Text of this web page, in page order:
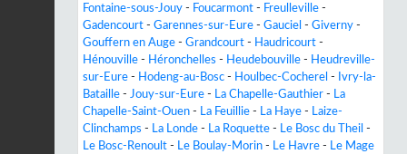
Fontaine-sous-Jouy - Foucarmont - Freulleville -
Gadencourt - Garennes-sur-Eure - Gauciel - Giverny -
Gouffern en Auge - Grandcourt - Haudricourt -
Hénouville - Héronchelles - Heudebouville - Heudreville-
sur-Eure - Hodeng-au-Bosc - Houlbec-Cocherel -
Ivry-la-
Bataille - Jouy-sur-Eure - La Chapelle-Gauthier - La
Chapelle-Saint-Ouen - La Feuillie - La Haye - Laize-
Clinchamps - La Londe - La Roquette - Le Bosc du Theil -
Le Bosc-Renoult - Le Boulay-Morin - Le Havre - Le Mage